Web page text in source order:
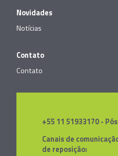
Novidades
Notícias
Contato
Contato
+55 11 51933170 -
Canais de
de reposição: